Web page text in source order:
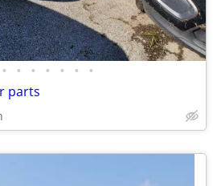
• • • • • • •
parts